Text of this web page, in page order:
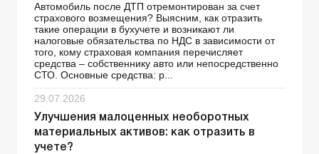
Автомобиль после ДТП отремонтирован за счет
страхового возмещения? Выясним, как отразить
такие операции в бухучете и возникают ли
налоговые обязательства по НДС в зависимости от
того, кому страховая компания перечисляет
средства – собственнику авто или непосредственно
СТО. Основные средства: р...
29.07.2026
Улучшения малоценных необоротных
материальных активов: как отразить в
учете?